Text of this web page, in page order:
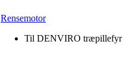
Rensemotor
Til DENVIRO træpillefyr